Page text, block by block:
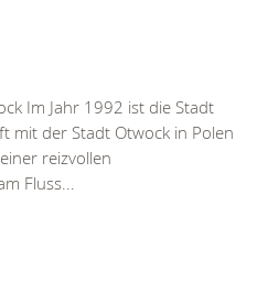
Im Jahr 1992 ist die Stadt
mit der Stadt Otwock in Polen
reizvollen
Fluss...